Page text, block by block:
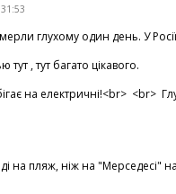
глухому один день. У
, тут багато цікавого.
на електричні!<br> <br>
на пляж, ніж на "Мерседесі"